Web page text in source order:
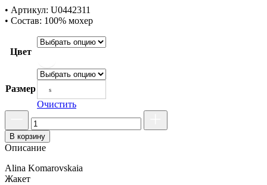
• Артикул: U0442311
• Состав: 100% мохер
Цвет
Размер s
Очистить
В корзину
Описание
Alina Komarovskaia
Жакет